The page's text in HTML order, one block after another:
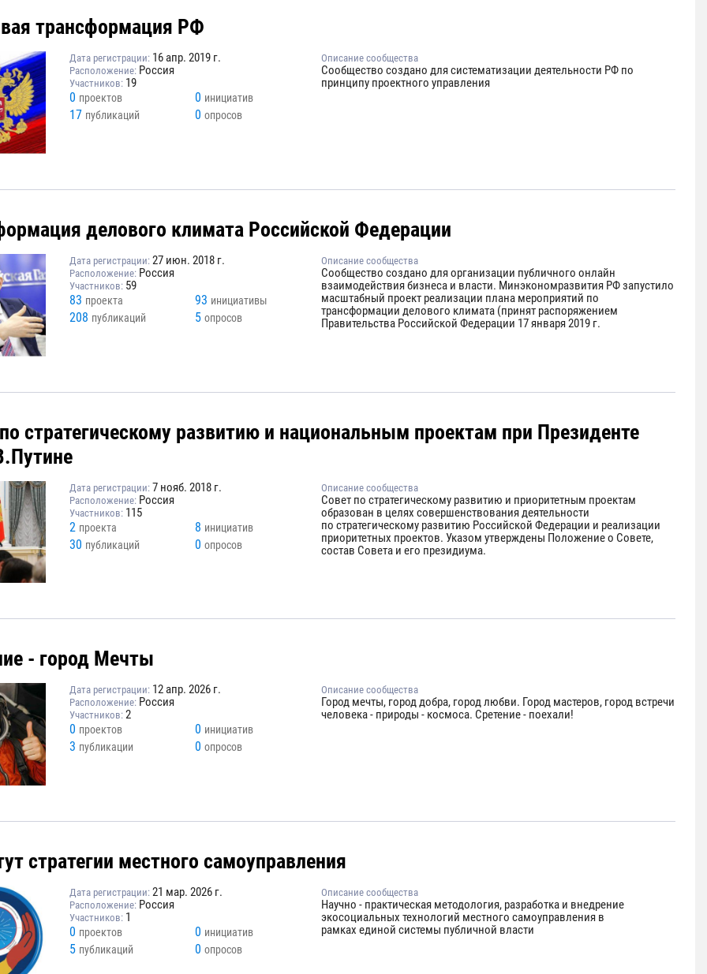
трансформация РФ
Дата регистрации: 16 апр. 2019 г.
Расположение: Россия
Участников: 19
0 проектов 0 инициатив
17 публикаций 0опросов
Описание сообщества
Сообщество создано для систематизации деятельности РФ по
принципу проектного управления
делового климата Российской Федерации
Дата регистрации: 27 июн. 2018 г.
Расположение: Россия
Участников: 59
83 проекта 93 инициативы
208 публикаций 5опросов
Описание сообщества
Сообщество создано для организации публичного онлайн
взаимодействия бизнеса и власти. Минэкономразвития РФ запустило
масштабный проект реализации плана мероприятий по
трансформации делового климата (принят распоряжением
Правительства Российской Федерации 17 января 2019 г.
стратегическому развитию и национальным проектам при Президенте
Дата регистрации: 7 нояб. 2018 г.
Расположение: Россия
Участников: 115
2 проекта 8 инициатив
30 публикаций 0опросов
Описание сообщества
Совет по стратегическому развитию и приоритетным проектам
образован в целях совершенствования деятельности
по стратегическому развитию Российской Федерации и реализации
приоритетных проектов. Указом утверждены Положение о Совете,
состав Совета и его президиума.
- город Мечты
Дата регистрации: 12 апр. 2026 г.
Расположение: Россия
Участников: 2
0 проектов 0 инициатив
3 публикации 0опросов
Описание сообщества
Город мечты, город добра, город любви. Город мастеров, город встречи
человека - природы - космоса. Сретение - поехали!
стратегии местного самоуправления
Дата регистрации: 21 мар. 2026 г.
Расположение: Россия
Участников: 1
0 проектов 0 инициатив
5 публикаций 0опросов
Описание сообщества
Научно - практическая методология, разработка и внедрение
экосоциальных технологий местного самоуправления в
рамках единой системы публичной власти